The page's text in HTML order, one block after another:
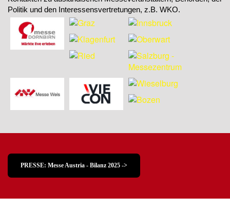
Politik und den Interessensvertretungen, z.B. WKO.
PRESSE: Messe Austria - Bilanz 2025 ->